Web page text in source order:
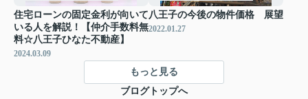
住宅ローンの固定金利が向いて
いる人を解説！【仲介手数料無
料☆八王子ひなた不動産】
2024.03.09
八王子の今後の物件価格 展望
2022.01.27
もっと見る
ブログトップへ